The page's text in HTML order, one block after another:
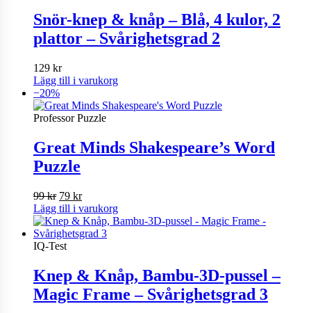
Snör-knep & knåp – Blå, 4 kulor, 2
plattor – Svårighetsgrad 2
129 kr
Lägg till i varukorg
−20%
Professor Puzzle
Great Minds Shakespeare’s Word
Puzzle
99kr Det
ursprungliga
priset
var:
99 kr.
79 krDet
nuvarande
priset
är:
Lägg till i varukorg
IQ-Test
Knep & Knåp, Bambu-3D-pussel –
Magic Frame – Svårighetsgrad 3